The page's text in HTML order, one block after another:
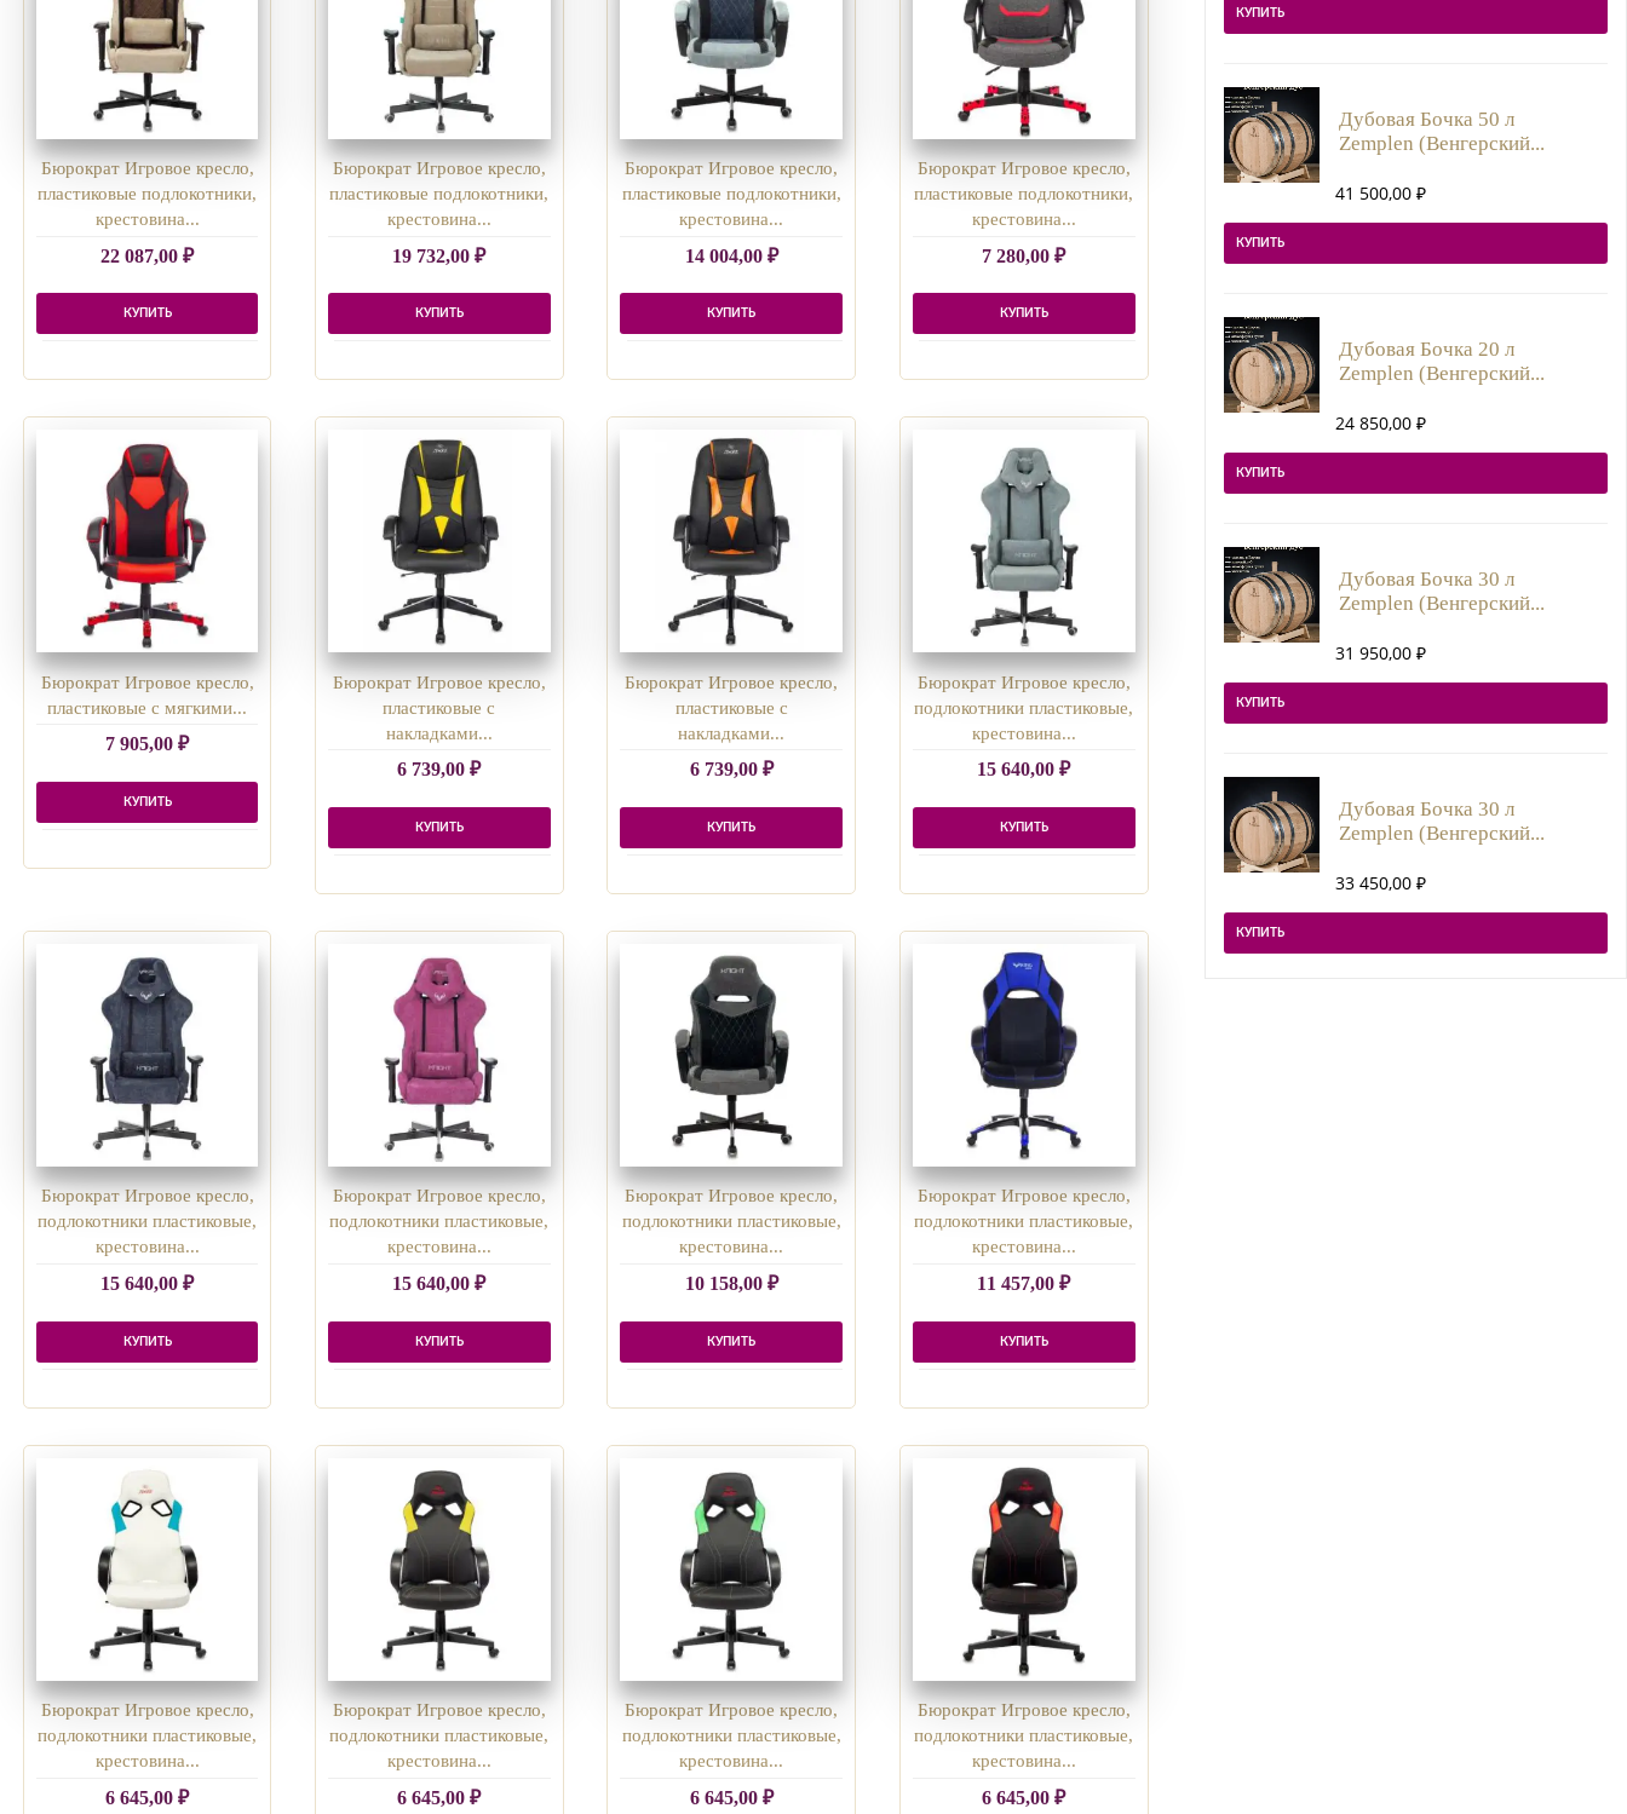
Бюрократ Игровое кресло,
пластиковые подлокотники,
крестовина...
22 087,00₽
КУПИТЬ
Бюрократ Игровое кресло,
пластиковые подлокотники,
крестовина...
19 732,00₽
КУПИТЬ
Бюрократ Игровое кресло,
пластиковые подлокотники,
крестовина...
14 004,00 ₽
КУПИТЬ
Бюрократ Игровое кресло,
пластиковые подлокотники,
крестовина...
7 280,00₽
КУПИТЬ
Бюрократ Игровое кресло,
пластиковые с мягкими...
7 905,00₽
КУПИТЬ
Бюрократ Игровое кресло,
пластиковые с
накладками...
6 739,00₽
КУПИТЬ
Бюрократ Игровое кресло,
пластиковые с
накладками...
6 739,00 ₽
КУПИТЬ
Бюрократ Игровое кресло,
подлокотники пластиковые,
крестовина...
15 640,00₽
КУПИТЬ
Бюрократ Игровое кресло,
подлокотники пластиковые,
крестовина...
15 640,00₽
КУПИТЬ
Бюрократ Игровое кресло,
подлокотники пластиковые,
крестовина...
15 640,00₽
КУПИТЬ
Бюрократ Игровое кресло,
подлокотники пластиковые,
крестовина...
10 158,00 ₽
КУПИТЬ
Бюрократ Игровое кресло,
подлокотники пластиковые,
крестовина...
11 457,00₽
КУПИТЬ
Бюрократ Игровое кресло,
подлокотники пластиковые,
крестовина...
6 645,00₽
Бюрократ Игровое кресло,
подлокотники пластиковые,
крестовина...
6 645,00₽
Бюрократ Игровое кресло,
подлокотники пластиковые,
крестовина...
6 645,00 ₽
Бюрократ Игровое кресло,
подлокотники пластиковые,
крестовина...
6 645,00₽
КУПИТЬ
Дубовая Бочка 50 л
Zemplen (Венгерский...
41 500,00 ₽
КУПИТЬ
Дубовая Бочка 20 л
Zemplen (Венгерский...
24 850,00 ₽
КУПИТЬ
Дубовая Бочка 30 л
Zemplen (Венгерский...
31 950,00 ₽
КУПИТЬ
Дубовая Бочка 30 л
Zemplen (Венгерский...
33 450,00 ₽
КУПИТЬ